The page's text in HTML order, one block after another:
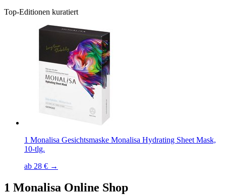
Top-Editionen kuratiert
1 Monalisa Gesichtsmaske Monalisa Hydrating Sheet Mask,
10-tlg.
ab 28 € →
1 Monalisa Online Shop